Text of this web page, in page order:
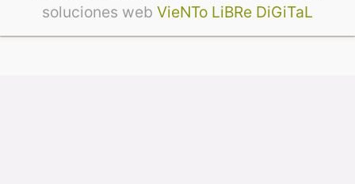
soluciones web VieNTo LiBRe DiGiTaL